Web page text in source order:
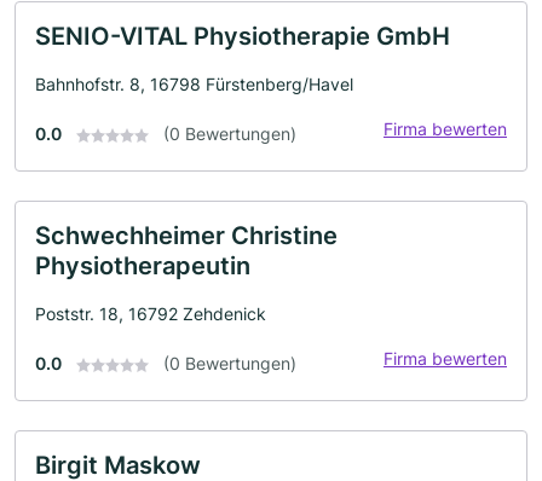
SENIO-VITAL Physiotherapie GmbH
Bahnhofstr. 8, 16798 Fürstenberg/Havel
0.0 (0 Bewertungen) Firma bewerten
Schwechheimer Christine
Physiotherapeutin
Poststr. 18, 16792 Zehdenick
0.0 (0 Bewertungen) Firma bewerten
Birgit Maskow